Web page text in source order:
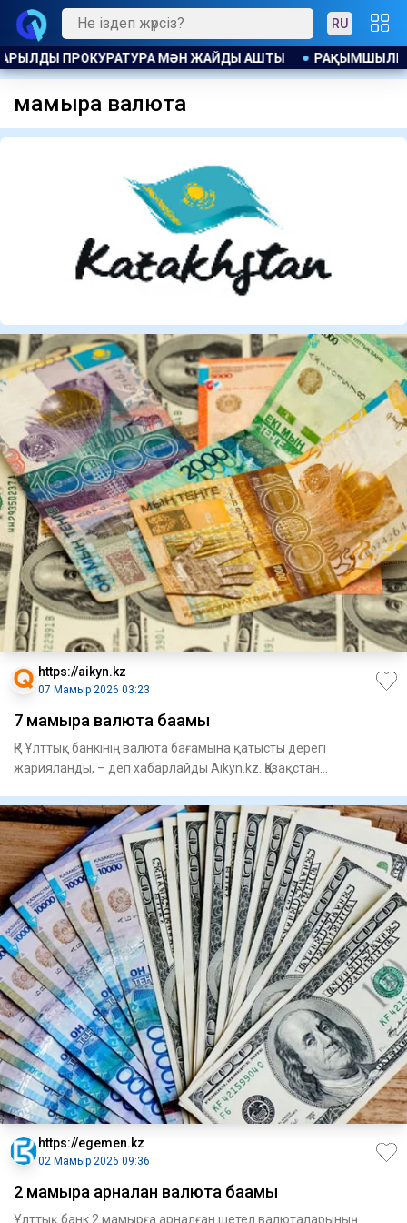
RU
ПРОКУРАТУРА МӘН ЖАЙДЫ АШТЫ РАҚЫМШЫЛЫҚ
мамырға валюта
https://aikyn.kz
07 Мамыр 2026 03:23
7 мамырға валюта бағамы
ҚР Ұлттық банкінің валюта бағамына қатысты дерегі
жарияланды, – деп хабарлайды Aikyn.kz. Қазақстан
https://egemen.kz
02 Мамыр 2026 09:36
2 мамырға арналған валюта бағамы
Ұлттық банк 2 мамырға арналған шетел валюталарының